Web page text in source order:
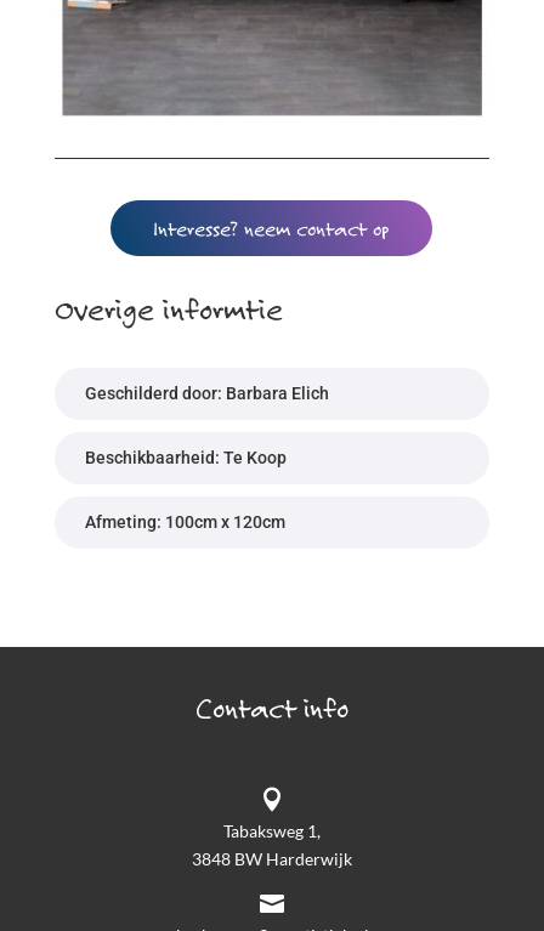
Interesse? neem contact op
Overige informtie
Geschilderd door: Barbara Elich
Beschikbaarheid: Te Koop
Afmeting: 100cm x 120cm
Contact info

Tabaksweg 1,
3848 BW Harderwijk
